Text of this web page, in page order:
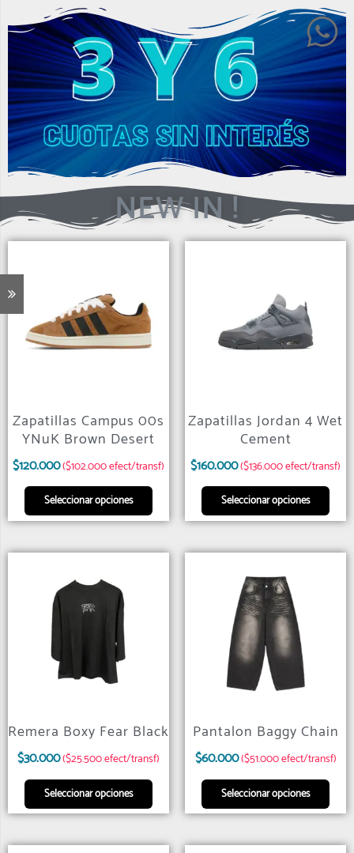
NEW IN !
Zapatillas Campus 00s
YNuK Brown Desert
$120.000($102.000 efect/transf)
Seleccionar opciones
Zapatillas Jordan 4 Wet
Cement
$160.000($136.000 efect/transf)
Seleccionar opciones
Remera Boxy Fear Black
$30.000($25.500 efect/transf)
Seleccionar opciones
Pantalon Baggy Chain
$60.000($51.000 efect/transf)
Seleccionar opciones